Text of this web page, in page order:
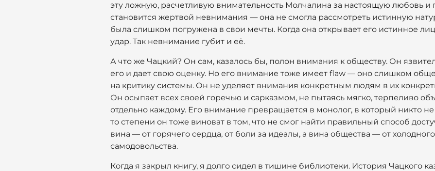
эту ложную, расчетливую внимательность Молчалина за настоящую любовь и
становится жертвой невнимания — она не смогла рассмотреть истинную
была слишком погружена в свои мечты. Когда она открывает его истинное
удар. Так невнимание губит и её.
А что же Чацкий? Он сам, казалось бы, полон внимания к обществу. Он
его и дает свою оценку. Но его внимание тоже имеет flaw — оно слишком
на критику системы. Он не уделяет внимания конкретным людям в их
Он осыпает всех своей горечью и сарказмом, не пытаясь мягко, терпеливо
отдельно каждому. Его внимание превращается в монолог, в который никто
то степени он тоже виноват в том, что не смог найти правильный способ
вина — от горячего сердца, от боли за идеалы, а вина общества — от
самодовольства.
Когда я закрыл книгу, я долго сидел в тишине библиотеки. История Чацкого